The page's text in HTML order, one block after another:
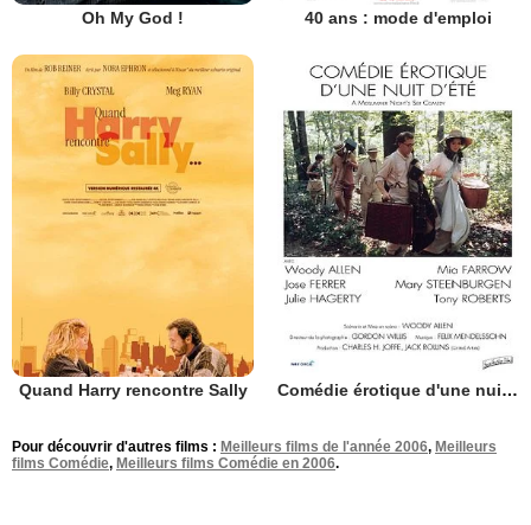
Oh My God ! 40 ans : mode d'emploi
Quand Harry rencontre Sally Comédie érotique d'une nuit d'été
Pour découvrir d'autres films : Meilleurs films de l'année 2006, Meilleurs
films Comédie, Meilleurs films Comédie en 2006.